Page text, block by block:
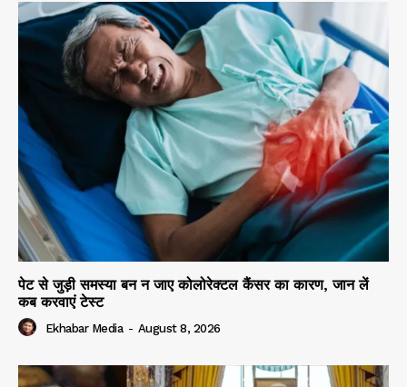
पेट से जुड़ी समस्या बन न जाए कोलोरेक्टल कैंसर का कारण, जान लें
कब करवाएं टेस्ट
Ekhabar Media - August 8, 2026